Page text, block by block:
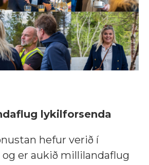
lykilforsenda
hefur verið í
er aukið millilandaflug